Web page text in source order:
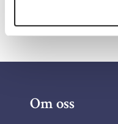
Om oss